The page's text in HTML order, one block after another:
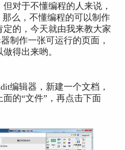
对于不懂编程的人来说，
么，不懂编程的可以制作
定的，今天就由我来教大家
制作一张可运行的页面，
得出来哟。
编辑器，新建一个文档，
的“文件”，再点击下面